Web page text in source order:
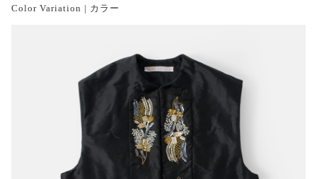
Color Variation | カラー